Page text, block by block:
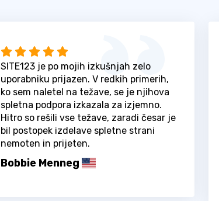
SITE123 je po mojih izkušnjah zelo
uporabniku prijazen. V redkih primerih,
ko sem naletel na težave, se je njihova
spletna podpora izkazala za izjemno.
Hitro so rešili vse težave, zaradi česar je
bil postopek izdelave spletne strani
nemoten in prijeten.
Bobbie Menneg